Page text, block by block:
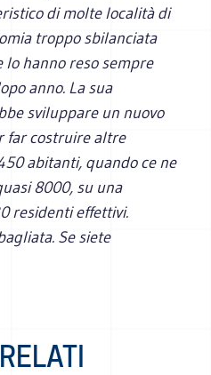
di molte località di
troppo sbilanciata
lo hanno reso sempre
anno. La sua
sviluppare un nuovo
far costruire altre
abitanti, quando ce ne
8000, su una
residenti effettivi.
Se siete